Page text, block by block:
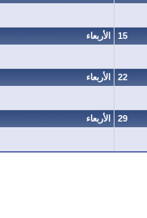
15 الأربعاء
22 الأربعاء
29 الأربعاء